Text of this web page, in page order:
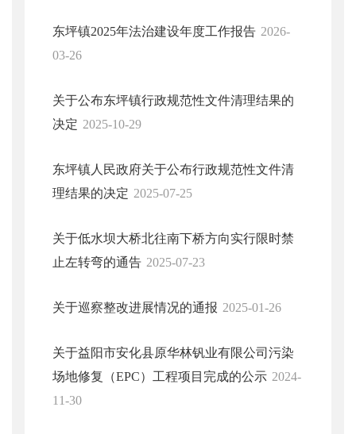
东坪镇2025年法治建设年度工作报告 2026-
03-26
关于公布东坪镇行政规范性文件清理结果的
决定 2025-10-29
东坪镇人民政府关于公布行政规范性文件清
理结果的决定 2025-07-25
关于低水坝大桥北往南下桥方向实行限时禁
止左转弯的通告 2025-07-23
关于巡察整改进展情况的通报 2025-01-26
关于益阳市安化县原华林钒业有限公司污染
场地修复（EPC）工程项目完成的公示 2024-
11-30